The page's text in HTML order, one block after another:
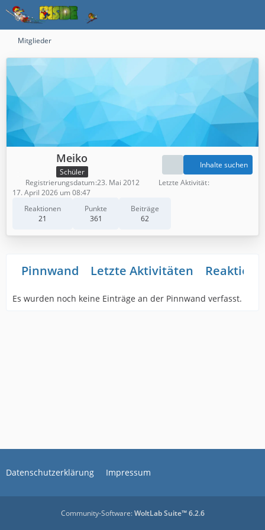
Mitglieder
Meiko
Schüler
Reaktionen
21
Punkte
361
Beiträge
62
Inhalte suchen
Registrierungsdatum 23. Mai 2012
Letzte Aktivität
17. April 2026 um 08:47
Pinnwand Letzte Aktivitäten
Es wurden noch keine Einträge an der Pinnwand verfasst.
Datenschutzerklärung Impressum
Community-Software:WoltLab Suite™ 6.2.6